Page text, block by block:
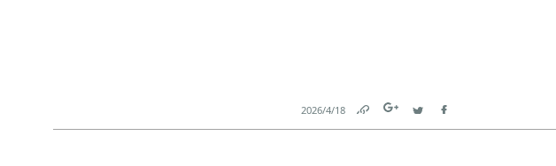
Facebook
Twitter
Link
18‏/4‏/2026